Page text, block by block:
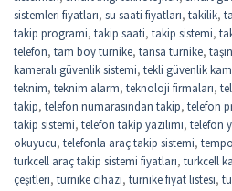
sistemleri fiyatları, su saati fiyatları, takilik,
takip programi, takip saati, takip sistemi,
telefon, tam boy turnike, tansa turnike,
kameralı güvenlik sistemi, tekli güvenlik
teknim, teknim alarm, teknoloji firmaları,
takip, telefon numarasından takip, telefon
takip sistemi, telefon takip yazılımı, telefon
okuyucu, telefonla araç takip sistemi,
turkcell araç takip sistemi fiyatları, turkcell
çeşitleri, turnike cihazı, turnike fiyat listesi,